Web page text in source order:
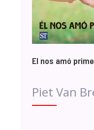
El nos amó
Piet Van